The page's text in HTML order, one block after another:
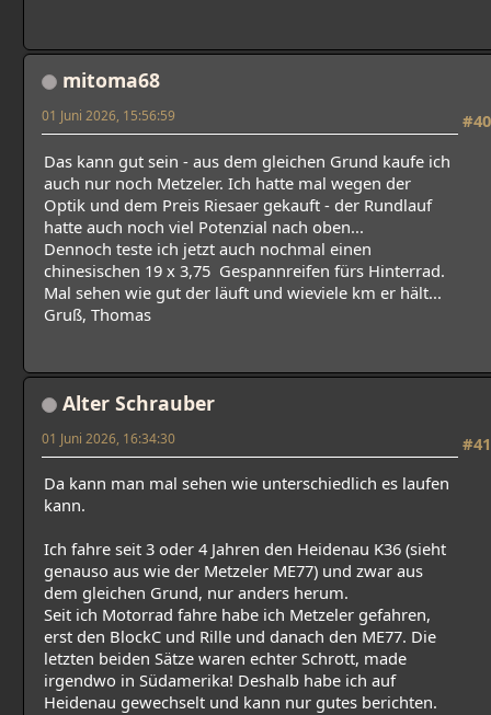
mitoma68
#40
01 Juni 2026, 15:56:59
Das kann gut sein - aus dem gleichen Grund kaufe ich
auch nur noch Metzeler. Ich hatte mal wegen der
Optik und dem Preis Riesaer gekauft - der Rundlauf
hatte auch noch viel Potenzial nach oben...
Dennoch teste ich jetzt auch nochmal einen
chinesischen 19 x 3,75 Gespannreifen fürs Hinterrad.
Mal sehen wie gut der läuft und wieviele km er hält...
Gruß, Thomas
Alter Schrauber
#41
01 Juni 2026, 16:34:30
Da kann man mal sehen wie unterschiedlich es laufen
kann.
Ich fahre seit 3 oder 4 Jahren den Heidenau K36 (sieht
genauso aus wie der Metzeler ME77) und zwar aus
dem gleichen Grund, nur anders herum.
Seit ich Motorrad fahre habe ich Metzeler gefahren,
erst den BlockC und Rille und danach den ME77. Die
letzten beiden Sätze waren echter Schrott, made
irgendwo in Südamerika! Deshalb habe ich auf
Heidenau gewechselt und kann nur gutes berichten.